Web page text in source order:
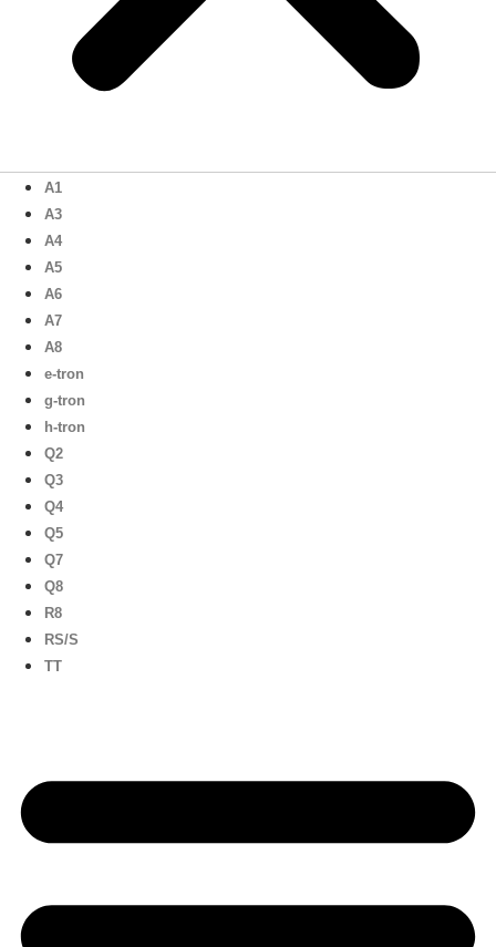
A1
A3
A4
A5
A6
A7
A8
e-tron
g-tron
h-tron
Q2
Q3
Q4
Q5
Q7
Q8
R8
RS/S
TT